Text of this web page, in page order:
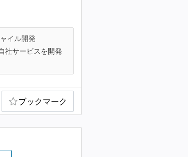
イル開発
社サービスを開発
ブックマーク